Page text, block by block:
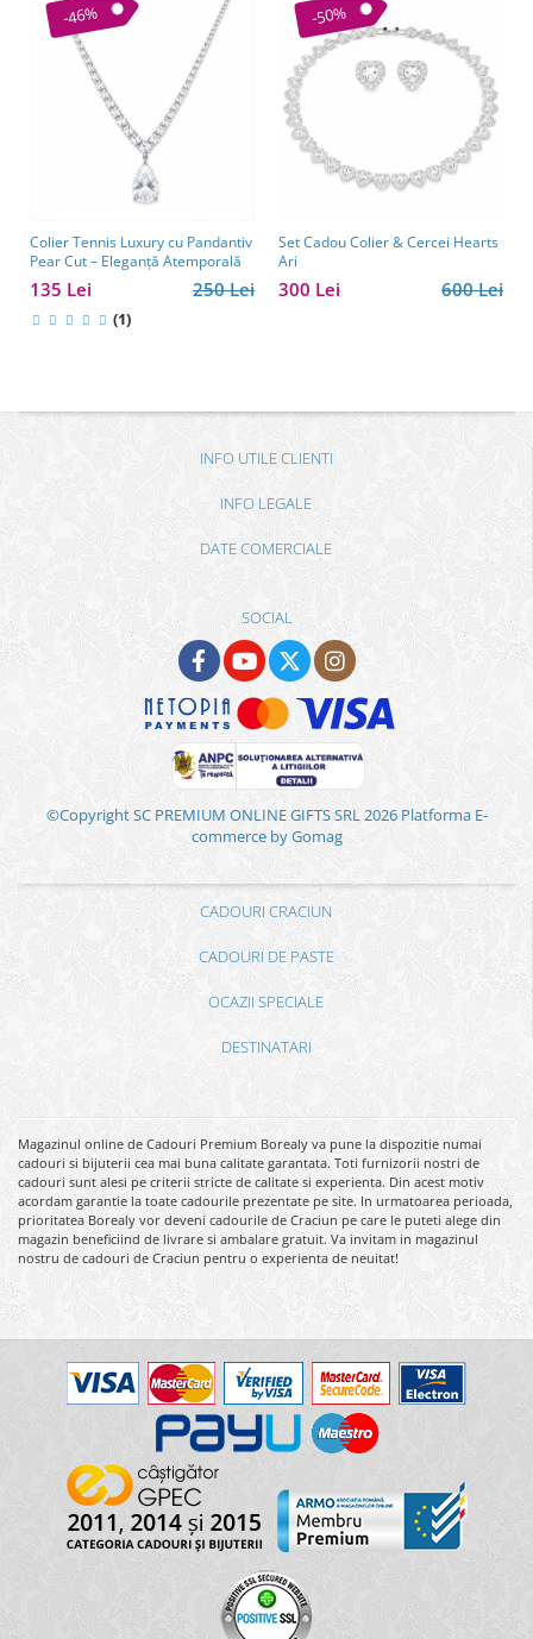
-46%
Colier Tennis Luxury cu Pandantiv
Pear Cut – Eleganță Atemporală
250 Lei
135 Lei
(1)
-50%
Set Cadou Colier & Cercei Hearts
Ari
600 Lei
300 Lei
INFO UTILE CLIENTI
INFO LEGALE
DATE COMERCIALE
SOCIAL
©Copyright SC PREMIUM ONLINE GIFTS SRL 2026 Platforma E-
commerce by Gomag
CADOURI CRACIUN
CADOURI DE PASTE
OCAZII SPECIALE
DESTINATARI
Magazinul online de Cadouri Premium Borealy va pune la dispozitie numai
cadouri si bijuterii cea mai buna calitate garantata. Toti furnizorii nostri de
cadouri sunt alesi pe criterii stricte de calitate si experienta. Din acest motiv
acordam garantie la toate cadourile prezentate pe site. In urmatoarea perioada,
prioritatea Borealy vor deveni cadourile de Craciun pe care le puteti alege din
magazin beneficiind de livrare si ambalare gratuit. Va invitam in magazinul
nostru de cadouri de Craciun pentru o experienta de neuitat!